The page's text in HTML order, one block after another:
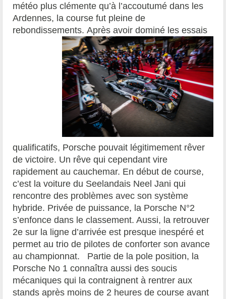
météo plus clémente qu’à l’accoutumé dans les
Ardennes, la course fut pleine de
rebondissements.Après avoir dominé les essais
qualificatifs, Porsche pouvait légitimement rêver
de victoire. Un rêve qui cependant vire
rapidement au cauchemar. En début de course,
c’est la voiture du Seelandais Neel Jani qui
rencontre des problèmes avec son système
hybride. Privée de puissance, la Porsche N°2
s’enfonce dans le classement. Aussi, la retrouver
2e sur la ligne d’arrivée est presque inespéré et
permet au trio de pilotes de conforter son avance
au championnat. Partie de la pole position, la
Porsche No 1 connaîtra aussi des soucis
mécaniques qui la contraignent à rentrer aux
stands après moins de 2 heures de course avant